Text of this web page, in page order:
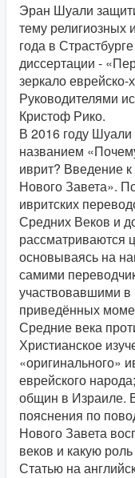
Эран Шуали
тему религиозных
года в
диссертации -
зеркало
Руководителями
Кристоф Рико.
В 2016 году Шуали
названием
иврит? Введение
Нового Завета».
ивритских
Средних Веков и
рассматриваются
основываясь на
самими
участвовавшими в
приведённых
Средние века
Христианское
«оригинального»
еврейского
общин в Израиле.
пояснения по
Нового Завета
веков и какую
Статью на